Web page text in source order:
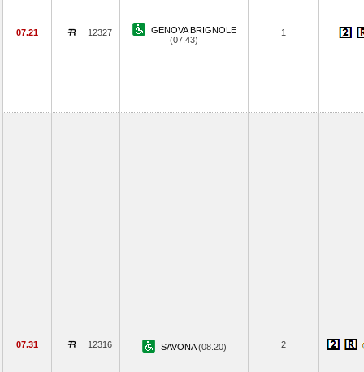
07.21 12327
GENOVA BRIGNOLE
(07.43)
1
07.31 12316 SAVONA(08.20) 2